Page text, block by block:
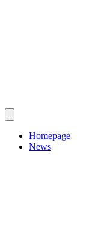
Homepage
News